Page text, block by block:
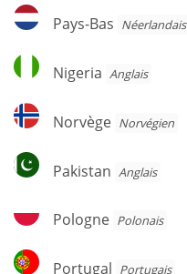
Pays-
Bas
Pays-Bas Néerlandais
Nigeria
Nigeria Anglais
Norvège
Norvège Norvégien
Pakistan
Pakistan Anglais
Pologne
Pologne Polonais
Portugal
Portugal Portugais